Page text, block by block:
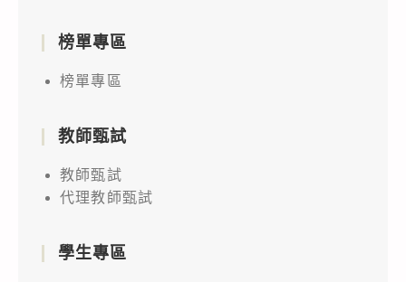
榜單專區
榜單專區
教師甄試
教師甄試
代理教師甄試
學生專區